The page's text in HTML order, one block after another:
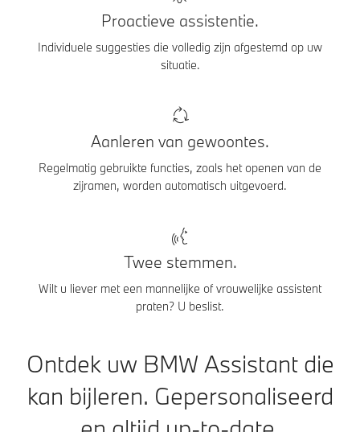
Proactieve assistentie.
Individuele suggesties die volledig zijn afgestemd op uw
situatie.
Aanleren van gewoontes.
Regelmatig gebruikte functies, zoals het openen van de
zijramen, worden automatisch uitgevoerd.
Twee stemmen.
Wilt u liever met een mannelijke of vrouwelijke assistent
praten? U beslist.
Ontdek uw BMW Assistant die
kan bijleren. Gepersonaliseerd